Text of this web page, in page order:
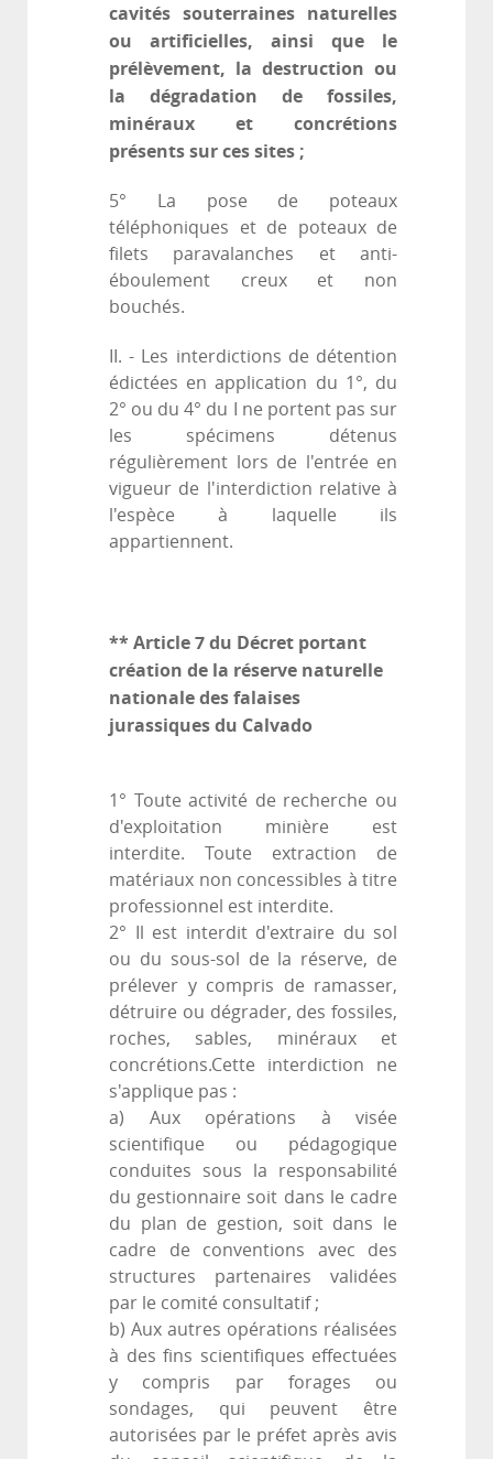
cavités souterraines naturelles
ou artificielles, ainsi que le
prélèvement, la destruction ou
la dégradation de fossiles,
minéraux et concrétions
présents sur ces sites ;
5° La pose de poteaux
téléphoniques et de poteaux de
filets paravalanches et anti-
éboulement creux et non
bouchés.
II. - Les interdictions de détention
édictées en application du 1°, du
2° ou du 4° du I ne portent pas sur
les spécimens détenus
régulièrement lors de l'entrée en
vigueur de l'interdiction relative à
l'espèce à laquelle ils
appartiennent.
** Article 7 du Décret portant
création de la réserve naturelle
nationale des falaises
jurassiques du Calvado
1° Toute activité de recherche ou
d'exploitation minière est
interdite. Toute extraction de
matériaux non concessibles à titre
professionnel est interdite.
2° Il est interdit d'extraire du sol
ou du sous-sol de la réserve, de
prélever y compris de ramasser,
détruire ou dégrader, des fossiles,
roches, sables, minéraux et
concrétions.Cette interdiction ne
s'applique pas :
a) Aux opérations à visée
scientifique ou pédagogique
conduites sous la responsabilité
du gestionnaire soit dans le cadre
du plan de gestion, soit dans le
cadre de conventions avec des
structures partenaires validées
par le comité consultatif ;
b) Aux autres opérations réalisées
à des fins scientifiques effectuées
y compris par forages ou
sondages, qui peuvent être
autorisées par le préfet après avis